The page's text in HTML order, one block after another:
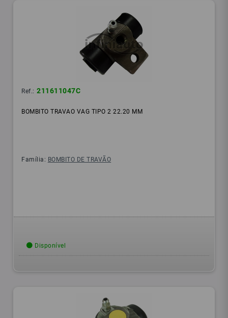
Ref.: 211611047C
BOMBITO TRAVAO VAG TIPO 2 22.20 MM
Família: BOMBITO DE TRAVÃO
Disponível